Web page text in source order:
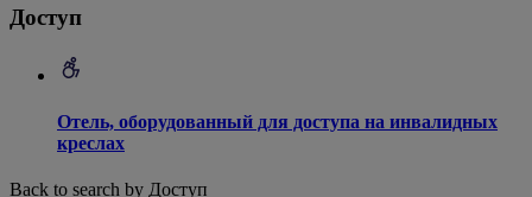
Доступ
Отель, оборудованный для доступа на инвалидных
креслах
Back to search by Доступ